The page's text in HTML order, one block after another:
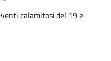
calamitosi del 19 e